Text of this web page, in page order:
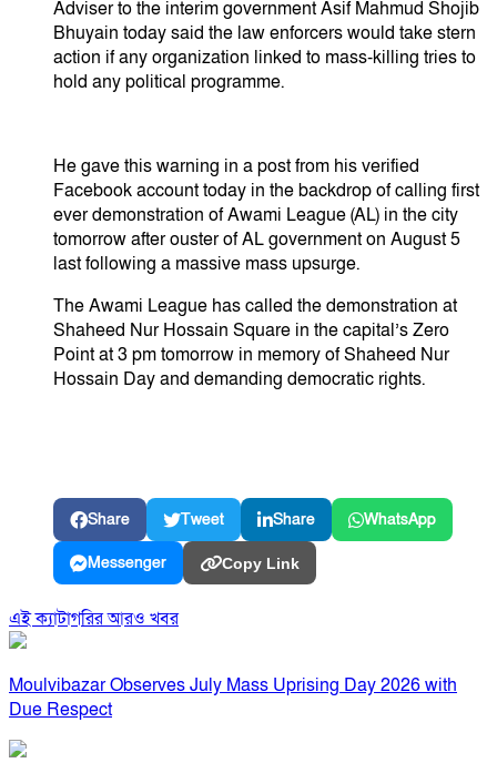
Adviser to the interim government Asif Mahmud Shojib
Bhuyain today said the law enforcers would take stern
action if any organization linked to mass-killing tries to
hold any political programme.
He gave this warning in a post from his verified
Facebook account today in the backdrop of calling first
ever demonstration of Awami League (AL) in the city
tomorrow after ouster of AL government on August 5
last following a massive mass upsurge.
The Awami League has called the demonstration at
Shaheed Nur Hossain Square in the capital’s Zero
Point at 3 pm tomorrow in memory of Shaheed Nur
Hossain Day and demanding democratic rights.
Share Tweet Share WhatsApp
Messenger Copy Link
এই ক্যাটাগরির আরও খবর
Moulvibazar Observes July Mass Uprising Day 2026 with
Due Respect